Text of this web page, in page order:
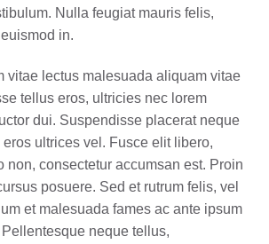
Nulla feugiat mauris felis,
in.
vitae lectus malesuada aliquam vitae
tellus eros, ultricies nec lorem
dui. Suspendisse placerat neque
eros ultrices vel. Fusce elit libero,
non, consectetur accumsan est. Proin
posuere. Sed et rutrum felis, vel
et malesuada fames ac ante ipsum
neque tellus,